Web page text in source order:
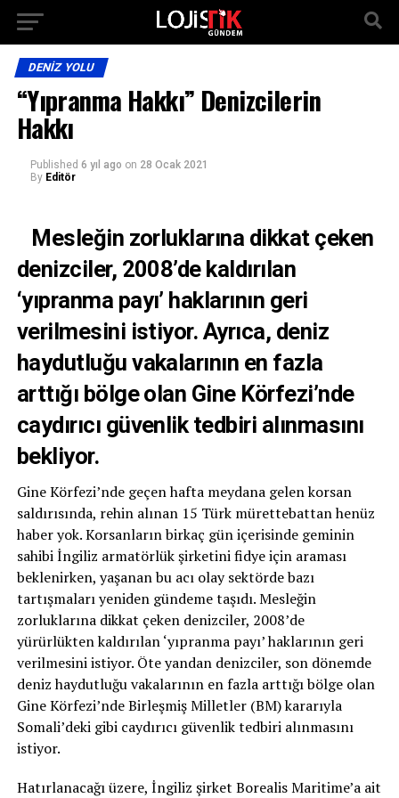
DENIZ YOLU
“Yıpranma Hakkı” Denizcilerin
Hakkı
Published 6 yıl ago on 28 Ocak 2021
By Editör
Mesleğin zorluklarına dikkat çeken
denizciler, 2008’de kaldırılan
‘yıpranma payı’ haklarının geri
verilmesini istiyor. Ayrıca, deniz
haydutluğu vakalarının en fazla
arttığı bölge olan Gine Körfezi’nde
caydırıcı güvenlik tedbiri alınmasını
bekliyor.
Gine Körfezi’nde geçen hafta meydana gelen korsan
saldırısında, rehin alınan 15 Türk mürettebattan henüz
haber yok. Korsanların birkaç gün içerisinde geminin
sahibi İngiliz armatörlük şirketini fidye için araması
beklenirken, yaşanan bu acı olay sektörde bazı
tartışmaları yeniden gündeme taşıdı. Mesleğin
zorluklarına dikkat çeken denizciler, 2008’de
yürürlükten kaldırılan ‘yıpranma payı’ haklarının geri
verilmesini istiyor. Öte yandan denizciler, son dönemde
deniz haydutluğu vakalarının en fazla arttığı bölge olan
Gine Körfezi’nde Birleşmiş Milletler (BM) kararıyla
Somali’deki gibi caydırıcı güvenlik tedbiri alınmasını
istiyor.
Hatırlanacağı üzere, İngiliz şirket Borealis Maritime’a ait